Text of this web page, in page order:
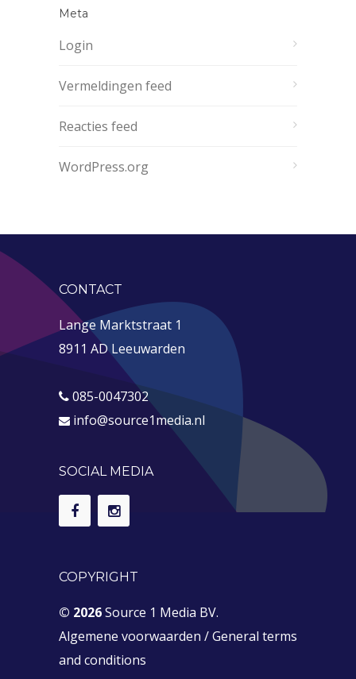
Meta
Login
Vermeldingen feed
Reacties feed
WordPress.org
CONTACT
Lange Marktstraat 1
8911 AD Leeuwarden
085-0047302
info@source1media.nl
SOCIAL MEDIA
COPYRIGHT
© 2026Source 1 Media BV.
Algemene voorwaarden /General terms
and conditions